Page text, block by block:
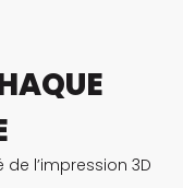
l’impression 3D